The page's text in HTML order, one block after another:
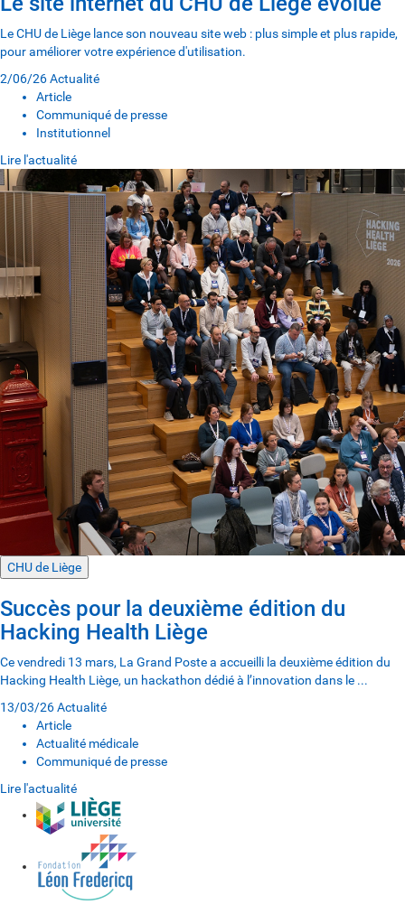
Le CHU de Liège lance son nouveau site web : plus simple et plus rapide,
pour améliorer votre expérience d'utilisation.
2/06/26Actualité
Article
Communiqué de presse
Institutionnel
Lire l'actualité
CHU de Liège
Succès pour la deuxième édition du
Hacking Health Liège
Ce vendredi 13 mars, La Grand Poste a accueilli la deuxième édition du
Hacking Health Liège, un hackathon dédié à l’innovation dans le ...
13/03/26Actualité
Article
Actualité médicale
Communiqué de presse
Lire l'actualité